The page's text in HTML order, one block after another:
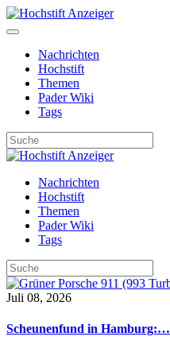
Nachrichten
Hochstift
Themen
Pader Wiki
Tags
Nachrichten
Hochstift
Themen
Pader Wiki
Tags
Juli 08, 2026
Scheunenfund in Hamburg:…